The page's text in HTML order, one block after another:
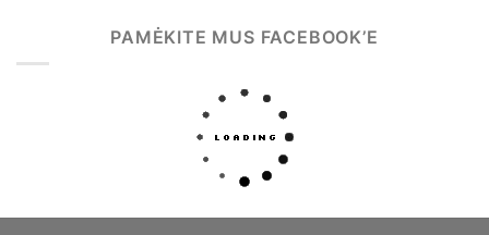
PAMĖKITE MUS FACEBOOK’E